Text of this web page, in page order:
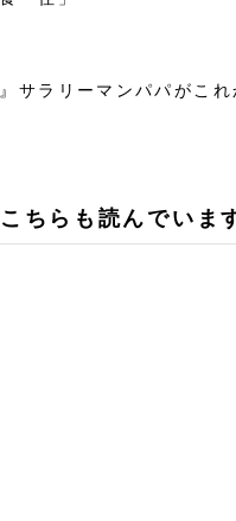
サラリーマンパパがこ
ちらも読んでいま